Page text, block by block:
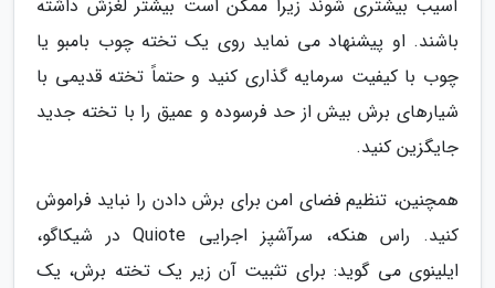
آسیب بیشتری شوند زیرا ممکن است بیشتر لغزش داشته
باشند. او پیشنهاد می نماید روی یک تخته چوب بامبو یا
چوب با کیفیت سرمایه گذاری کنید و حتماً تخته قدیمی با
شیارهای برش بیش از حد فرسوده و عمیق را با تخته جدید
جایگزین کنید.
همچنین، تنظیم فضای امن برای برش دادن را نباید فراموش
کنید. راس هنکه، سرآشپز اجرایی Quiote در شیکاگو،
ایلینوی می گوید: برای تثبیت آن زیر یک تخته برش، یک